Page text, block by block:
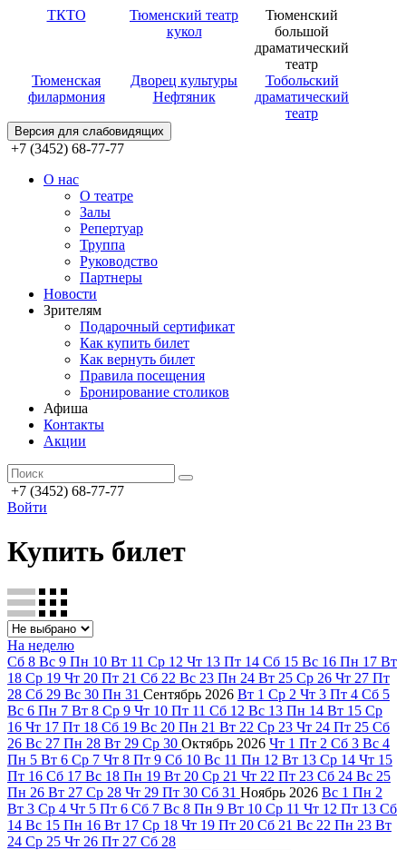
ТКТО
Тюменский театр
кукол
Тюменский
большой
драматический
театр
Тюменская
филармония
Дворец культуры
Нефтяник
Тобольский
драматический
театр
Версия для слабовидящих
+7 (3452) 68-77-77
О нас
О театре
Залы
Репертуар
Труппа
Руководство
Партнеры
Новости
Зрителям
Подарочный сертификат
Как купить билет
Как вернуть билет
Правила посещения
Бронирование столиков
Афиша
Контакты
Акции
+7 (3452) 68-77-77
Войти
Купить билет
На неделю
Сб 8 Вс 9 Пн 10 Вт 11 Ср 12 Чт 13 Пт 14 Сб 15 Вс 16 Пн 17 Вт
18 Ср 19 Чт 20 Пт 21 Сб 22 Вс 23 Пн 24 Вт 25 Ср 26 Чт 27 Пт
28 Сб 29 Вс 30 Пн 31 Сентябрь 2026 Вт 1 Ср 2 Чт 3 Пт 4 Сб 5
Вс 6 Пн 7 Вт 8 Ср 9 Чт 10 Пт 11 Сб 12 Вс 13 Пн 14 Вт 15 Ср
16 Чт 17 Пт 18 Сб 19 Вс 20 Пн 21 Вт 22 Ср 23 Чт 24 Пт 25 Сб
26 Вс 27 Пн 28 Вт 29 Ср 30 Октябрь 2026 Чт 1 Пт 2 Сб 3 Вс 4
Пн 5 Вт 6 Ср 7 Чт 8 Пт 9 Сб 10 Вс 11 Пн 12 Вт 13 Ср 14 Чт 15
Пт 16 Сб 17 Вс 18 Пн 19 Вт 20 Ср 21 Чт 22 Пт 23 Сб 24 Вс 25
Пн 26 Вт 27 Ср 28 Чт 29 Пт 30 Сб 31 Ноябрь 2026 Вс 1 Пн 2
Вт 3 Ср 4 Чт 5 Пт 6 Сб 7 Вс 8 Пн 9 Вт 10 Ср 11 Чт 12 Пт 13 Сб
14 Вс 15 Пн 16 Вт 17 Ср 18 Чт 19 Пт 20 Сб 21 Вс 22 Пн 23 Вт
24 Ср 25 Чт 26 Пт 27 Сб 28